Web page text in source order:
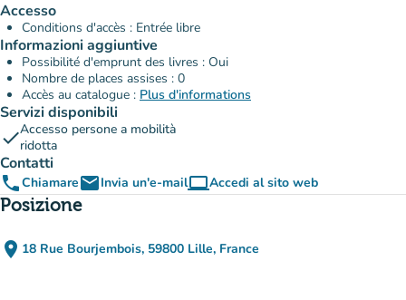
Accesso
Conditions d'accès : Entrée libre
Informazioni aggiuntive
Possibilité d'emprunt des livres : Oui
Nombre de places assises : 0
Accès au catalogue : Plus d'informations
Servizi disponibili
checkAccesso persone a mobilità
ridotta
Contatti
phoneChiamareemailInvia un'e-mailcomputerAccedi al sito web
(nuova scheda)
Posizione
place 18 Rue Bourjembois, 59800 Lille, France
(apri in Google Maps)
(nuova scheda)